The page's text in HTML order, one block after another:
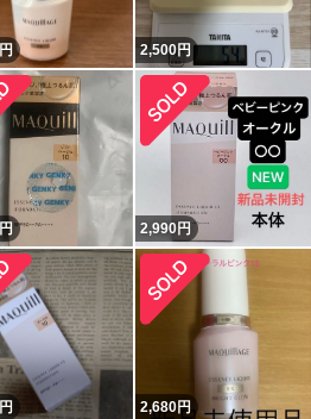
円 2,500円
円 2,990円
円 2,680円